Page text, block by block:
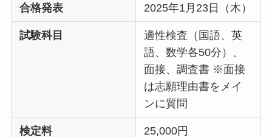
合格発表 2025年1月23日（木）
試験科目
適性検査（国語、英
語、数学各50分）、
面接、調査書 ※面接
は志願理由書をメイ
ンに質問
検定料 25,000円